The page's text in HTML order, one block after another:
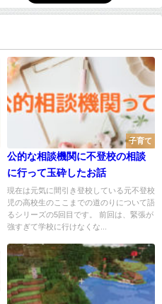
子育て
公的な相談機関に不登校の相談
に行って玉砕したお話
現在は元気に間引き登校している元不登校
児の高校生のここまでの道のりについて語
るシリーズの5回目です。 前回は、緊張が
強すぎて学校に行けなくな...